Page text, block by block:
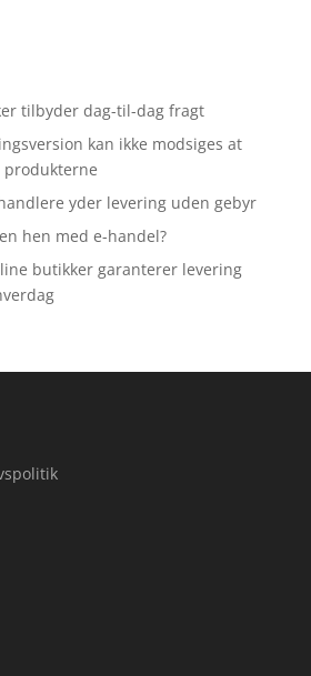
tilbyder dag-til-dag fragt
kan ikke modsiges at
yder levering uden gebyr
hen med e-handel?
butikker garanterer levering